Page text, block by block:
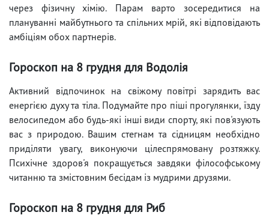
через фізичну хімію. Парам варто зосередитися на
плануванні майбутнього та спільних мрій, які відповідають
амбіціям обох партнерів.
Гороскоп на 8 грудня для Водолія
Активний відпочинок на свіжому повітрі зарядить вас
енергією духу та тіла. Подумайте про піші прогулянки, їзду
велосипедом або будь-які інші види спорту, які пов'язують
вас з природою. Вашим стегнам та сідницям необхідно
приділяти увагу, виконуючи цілеспрямовану розтяжку.
Психічне здоров'я покращується завдяки філософському
читанню та змістовним бесідам із мудрими друзями.
Гороскоп на 8 грудня для Риб